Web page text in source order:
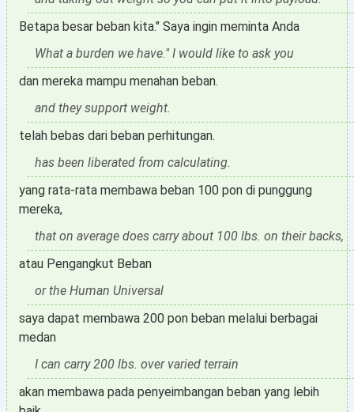
Betapa besar beban kita." Saya ingin meminta Anda
What a burden we have." I would like to ask you
dan mereka mampu menahan beban.
and they support weight.
telah bebas dari beban perhitungan.
has been liberated from calculating.
yang rata-rata membawa beban 100 pon di punggung
mereka,
that on average does carry about 100 lbs. on their backs,
atau Pengangkut Beban
or the Human Universal
saya dapat membawa 200 pon beban melalui berbagai
medan
I can carry 200 lbs. over varied terrain
akan membawa pada penyeimbangan beban yang lebih